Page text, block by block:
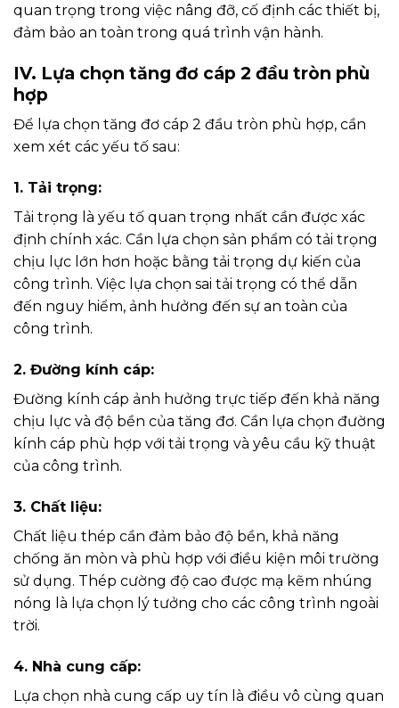
quan trọng trong việc nâng đỡ, cố định các thiết bị,
đảm bảo an toàn trong quá trình vận hành.
IV. Lựa chọn tăng đơ cáp 2 đầu tròn phù
hợp
Để lựa chọn tăng đơ cáp 2 đầu tròn phù hợp, cần
xem xét các yếu tố sau:
1. Tải trọng:
Tải trọng là yếu tố quan trọng nhất cần được xác
định chính xác. Cần lựa chọn sản phẩm có tải trọng
chịu lực lớn hơn hoặc bằng tải trọng dự kiến của
công trình. Việc lựa chọn sai tải trọng có thể dẫn
đến nguy hiểm, ảnh hưởng đến sự an toàn của
công trình.
2. Đường kính cáp:
Đường kính cáp ảnh hưởng trực tiếp đến khả năng
chịu lực và độ bền của tăng đơ. Cần lựa chọn đường
kính cáp phù hợp với tải trọng và yêu cầu kỹ thuật
của công trình.
3. Chất liệu:
Chất liệu thép cần đảm bảo độ bền, khả năng
chống ăn mòn và phù hợp với điều kiện môi trường
sử dụng. Thép cường độ cao được mạ kẽm nhúng
nóng là lựa chọn lý tưởng cho các công trình ngoài
trời.
4. Nhà cung cấp:
Lựa chọn nhà cung cấp uy tín là điều vô cùng quan